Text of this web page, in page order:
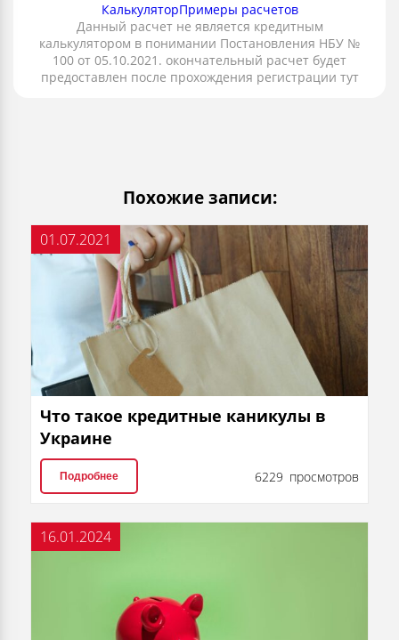
КалькуляторПримеры расчетов
Данный расчет не является кредитным
калькулятором в понимании Постановления НБУ №
100 от 05.10.2021. окончательный расчет будет
предоставлен после прохождения регистрации тут
Похожие записи:
01.07.2021
Что такое кредитные каникулы в
Украине
Подробнее 6229 просмотров
16.01.2024